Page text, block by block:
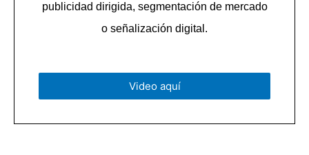
publicidad dirigida, segmentación de mercado
o señalización digital.
Video aquí